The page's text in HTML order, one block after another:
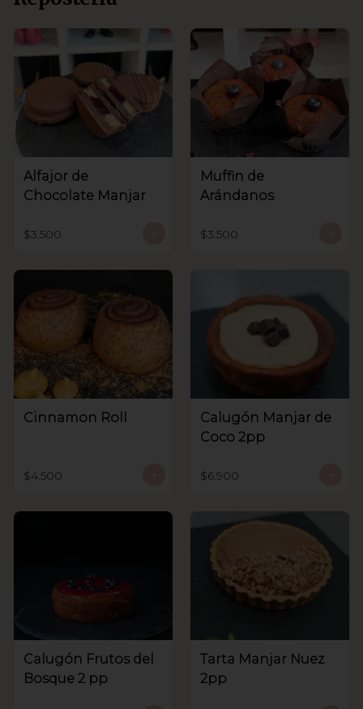
Alfajor de
Chocolate Manjar
$3.500
Muffin de
Arándanos
$3.500
Cinnamon Roll
$4.500
Calugón Manjar de
Coco 2pp
$6.900
Calugón Frutos del
Bosque 2 pp
Tarta Manjar Nuez
2pp